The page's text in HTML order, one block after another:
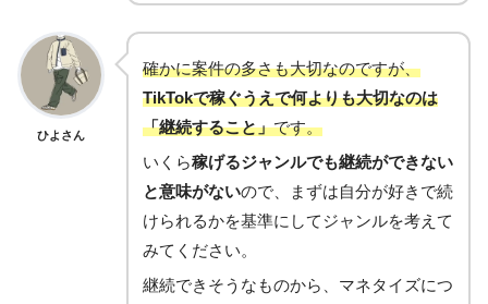
ひよさん
確かに案件の多さも大切なのですが、
TikTokで稼ぐうえで何よりも大切なのは
「継続すること」です。
いくら稼げるジャンルでも継続ができない
と意味がないので、まずは自分が好きで続
けられるかを基準にしてジャンルを考えて
みてください。
継続できそうなものから、マネタイズにつ